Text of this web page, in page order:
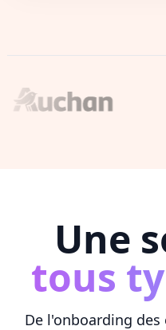
Une
tous
De l'onboarding